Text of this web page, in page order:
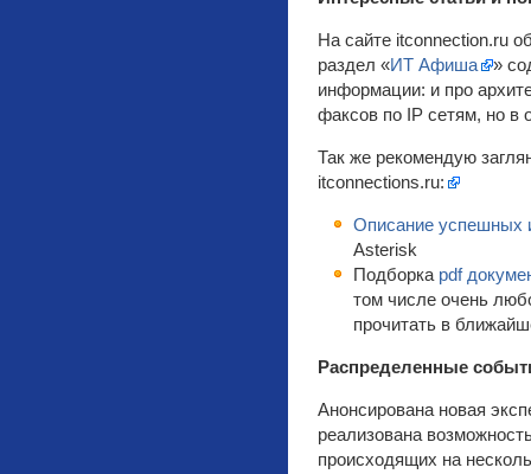
На сайте itconnection.ru
раздел «ИТ Афиша
»
информации: и про
факсов по IP сетям, но в
Так же рекомендую
itconnections.ru:
Описание успешных
Asterisk
Подборка pdf
том числе очень
прочитать в
Распределенные
Анонсирована новая
реализована
происходящих на